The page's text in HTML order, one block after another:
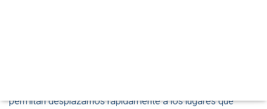
permitan desplazarnos rápidamente a los lugares que